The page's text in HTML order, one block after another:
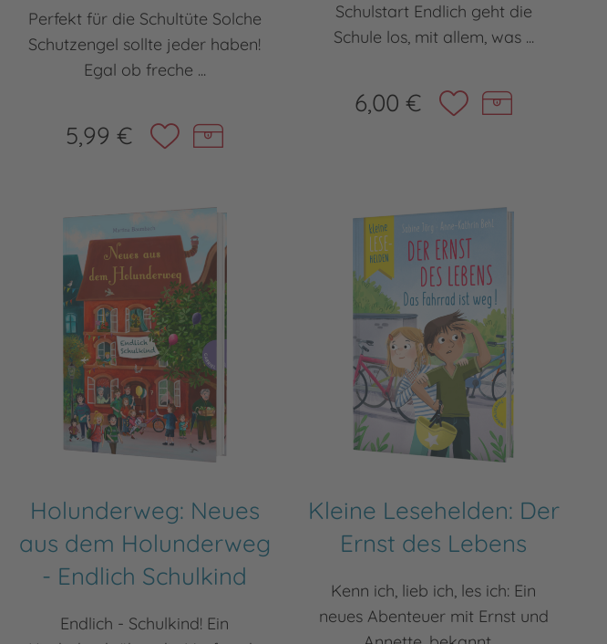
Perfekt für die Schultüte Solche
Schutzengel sollte jeder haben!
Egal ob freche ...
5,99 €
Schulstart Endlich geht die
Schule los, mit allem, was ...
6,00 €
Holunderweg: Neues
aus dem Holunderweg
- Endlich Schulkind
Endlich - Schulkind! Ein
Kleine Lesehelden: Der
Ernst des Lebens
Kenn ich, lieb ich, les ich: Ein
neues Abenteuer mit Ernst und